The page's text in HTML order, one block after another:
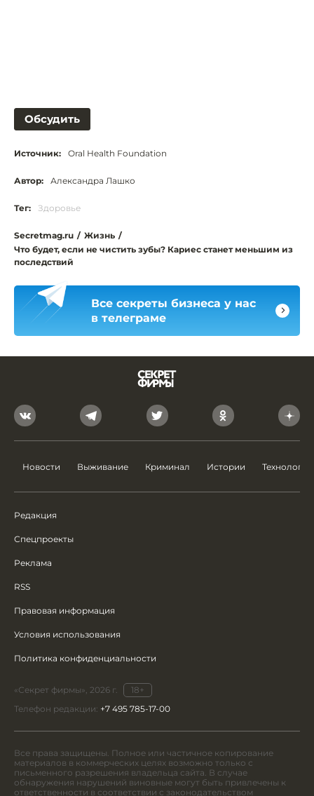
Обсудить
Источник: Oral Health Foundation
Автор: Александра Лашко
Тег: Здоровье
Secretmag.ru / Жизнь /
Что будет, если не чистить зубы? Кариес станет меньшим из
последствий
Все секреты бизнеса у нас
в телеграме
Новости Выживание Криминал Истории Технологии
Редакция
Спецпроекты
Реклама
RSS
Правовая информация
Условия использования
Политика конфиденциальности
«Секрет фирмы», 2026 г.
18+
Телефон редакции: +7 495 785-17-00
Все права защищены. Полное или частичное копирование
материалов в коммерческих целях возможно только с
письменного разрешения владельца сайта. В случае
обнаружения нарушений виновные могут быть привлечены к
ответственности в соответствии с законодательством